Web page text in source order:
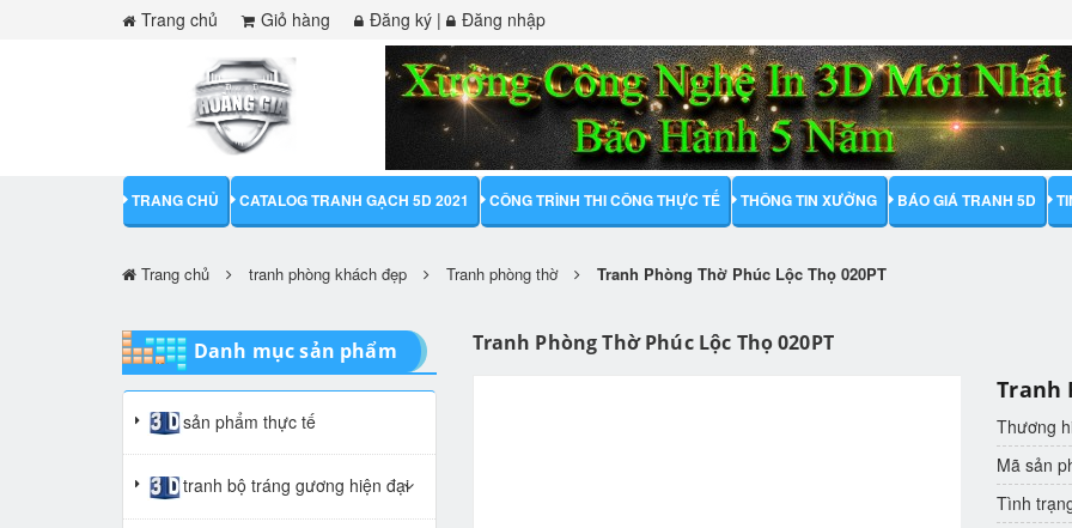
Trang chủ Giỏ hàng Đăng ký | Đăng nhập
TRANG CHỦ CATALOG TRANH GẠCH 5D 2021 CÔNG TRÌNH THI CÔNG THỰC TẾ THÔNG TIN XƯỞNG BÁO GIÁ TRANH 5D
Trang chủ tranh phòng khách đẹp Tranh phòng thờ Tranh Phòng Thờ Phúc Lộc Thọ 020PT
Tranh Phòng Thờ Phúc Lộc Thọ 020PT
Tranh
Thương
Mã sản
Tình
Danh mục sản phẩm
sản phẩm thực tế
tranh bộ tráng gương hiện đại